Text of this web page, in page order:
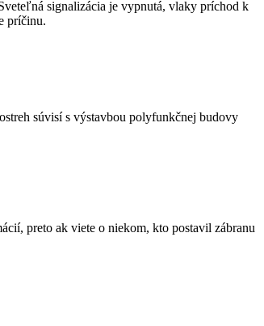
signalizácia je vypnutá, vlaky príchod k
príčinu.
súvisí s výstavbou polyfunkčnej budovy
preto ak viete o niekom, kto postavil zábranu